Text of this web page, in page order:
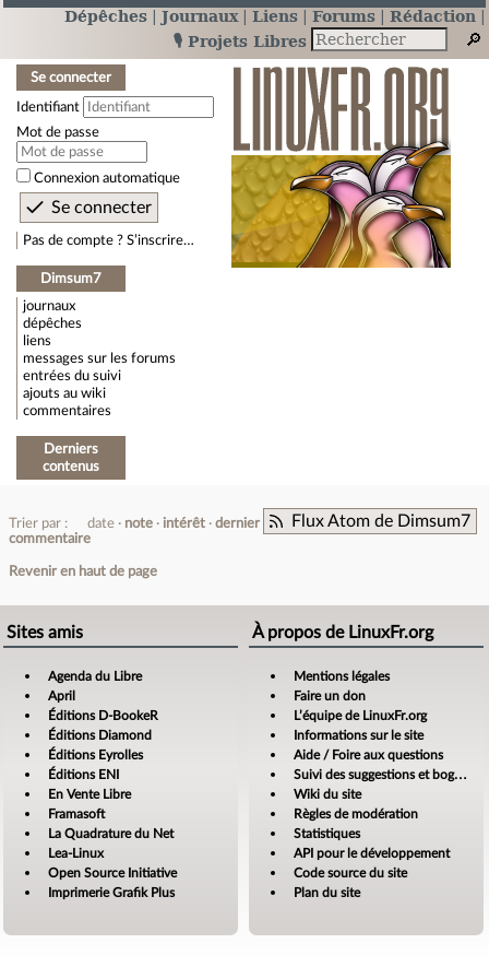
Dépêches Journaux Liens Forums
Rédaction
🎙️ Projets Libres
Se connecter
Identifiant
Mot de passe
Connexion automatique
Pas de compte ? S’inscrire…
Dimsum7
journaux
dépêches
liens
messages sur les forums
entrées du suivi
ajouts au wiki
commentaires
Derniers
contenus
Flux Atom de Dimsum7
Trier par : date note intérêt
dernier
commentaire
Revenir en haut de page
Sites amis
Agenda du Libre
April
Éditions D-BookeR
Éditions Diamond
Éditions Eyrolles
Éditions ENI
En Vente Libre
Framasoft
La Quadrature du Net
Lea-Linux
Open Source Initiative
Imprimerie Grafik Plus
À propos de LinuxFr.org
Mentions légales
Faire un don
L’équipe de LinuxFr.org
Informations sur le site
Aide / Foire aux questions
Suivi des suggestions et bogues
Wiki du site
Règles de modération
Statistiques
API pour le développement
Code source du site
Plan du site